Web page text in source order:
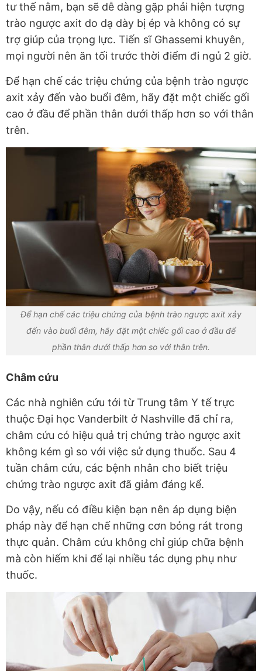
tư thế nằm, bạn sẽ dễ dàng gặp phải hiện tượng
trào ngược axit do dạ dày bị ép và không có sự
trợ giúp của trọng lực. Tiến sĩ Ghassemi khuyên,
mọi người nên ăn tối trước thời điểm đi ngủ 2 giờ.
Để hạn chế các triệu chứng của bệnh trào ngược
axit xảy đến vào buổi đêm, hãy đặt một chiếc gối
cao ở đầu để phần thân dưới thấp hơn so với thân
trên.
Để hạn chế các triệu chứng của bệnh trào ngược axit xảy
đến vào buổi đêm, hãy đặt một chiếc gối cao ở đầu để
phần thân dưới thấp hơn so với thân trên.
Châm cứu
Các nhà nghiên cứu tới từ Trung tâm Y tế trực
thuộc Đại học Vanderbilt ở Nashville đã chỉ ra,
châm cứu có hiệu quả trị chứng trào ngược axit
không kém gì so với việc sử dụng thuốc. Sau 4
tuần châm cứu, các bệnh nhân cho biết triệu
chứng trào ngược axit đã giảm đáng kể.
Do vậy, nếu có điều kiện bạn nên áp dụng biện
pháp này để hạn chế những cơn bỏng rát trong
thực quản. Châm cứu không chỉ giúp chữa bệnh
mà còn hiếm khi để lại nhiều tác dụng phụ như
thuốc.